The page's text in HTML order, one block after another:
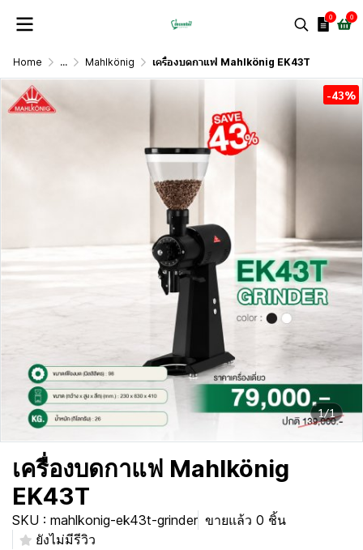
0 0
Home ... Mahlkönig เครื่องบดกาแฟ Mahlkönig EK43T
1/1
-43%
เครื่องบดกาแฟ Mahlkönig
EK43T
SKU : mahlkonig-ek43t-grinder ขายแล้ว 0 ชิ้น
ยังไม่มีรีวิว